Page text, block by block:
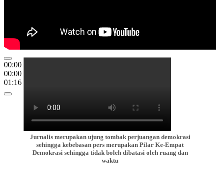
00:00
00:00
01:16
Jurnalis merupakan ujung tombak perjuangan demokrasi
sehingga kebebasan pers merupakan Pilar Ke-Empat
Demokrasi sehingga tidak boleh dibatasi oleh ruang dan
waktu